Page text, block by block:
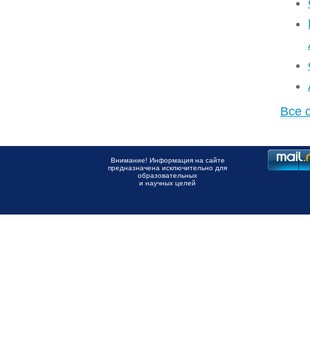
Все
Внимание! Информация на сайте
предназначена исключительно для
образовательных
и научных целей